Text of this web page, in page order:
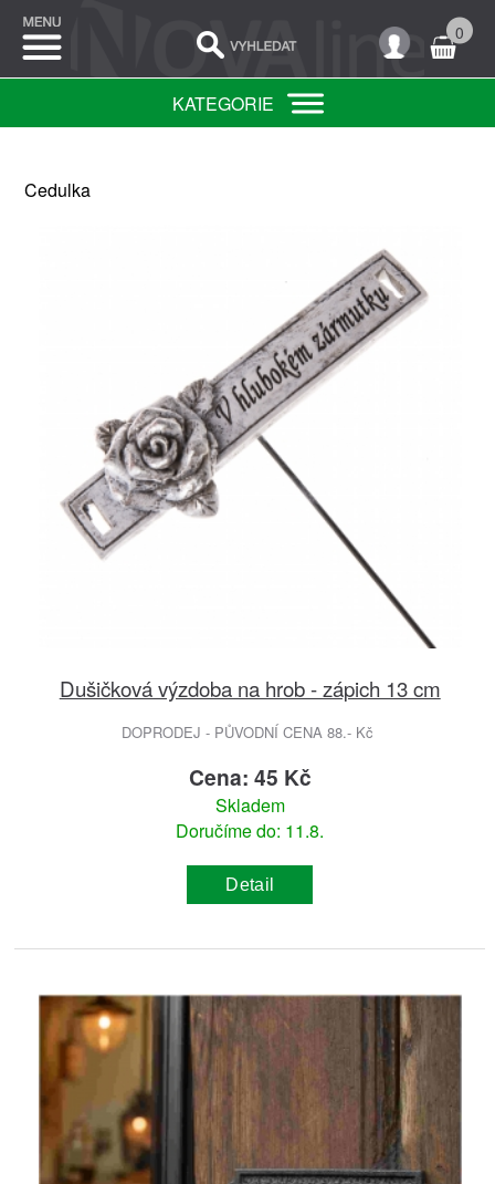
0
KATEGORIE
Cedulka
Dušičková výzdoba na hrob - zápich 13 cm
DOPRODEJ - PŮVODNÍ CENA 88.- Kč
Cena: 45 Kč
Skladem
Doručíme do: 11.8.
Detail